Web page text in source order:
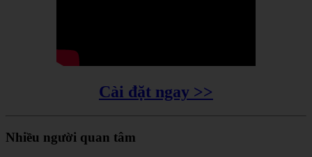
Cài đặt ngay >>
Nhiều người quan tâm